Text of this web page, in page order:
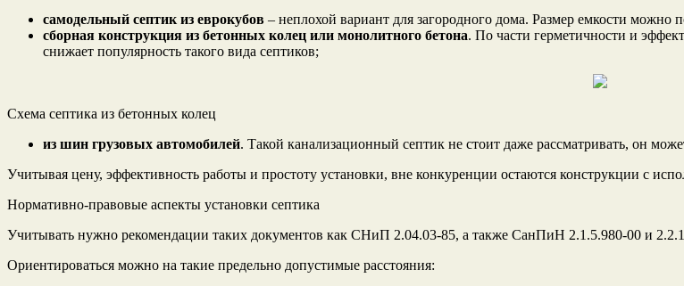
самодельный септик из еврокубов – неплохой вариант для загородного дома. Размер емкости можно
сборная конструкция из бетонных колец или монолитного бетона. По части герметичности и
снижает популярность такого вида септиков;
Схема септика из бетонных колец
из шин грузовых автомобилей. Такой канализационный септик не стоит даже рассматривать, он
Учитывая цену, эффективность работы и простоту установки, вне конкуренции остаются конструкции с
Нормативно-правовые аспекты установки септика
Учитывать нужно рекомендации таких документов как СНиП 2.04.03-85, а также СанПиН 2.1.5.980-00 и
Ориентироваться можно на такие предельно допустимые расстояния: